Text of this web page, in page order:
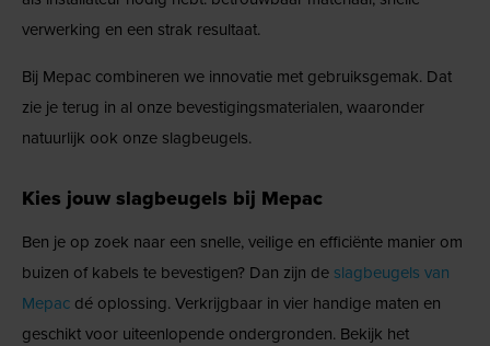
verwerking en een strak resultaat.
Bij Mepac combineren we innovatie met gebruiksgemak. Dat
zie je terug in al onze bevestigingsmaterialen, waaronder
natuurlijk ook onze slagbeugels.
Kies jouw slagbeugels bij Mepac
Ben je op zoek naar een snelle, veilige en efficiënte manier om
buizen of kabels te bevestigen? Dan zijn de slagbeugels van
Mepac dé oplossing. Verkrijgbaar in vier handige maten en
geschikt voor uiteenlopende ondergronden. Bekijk het